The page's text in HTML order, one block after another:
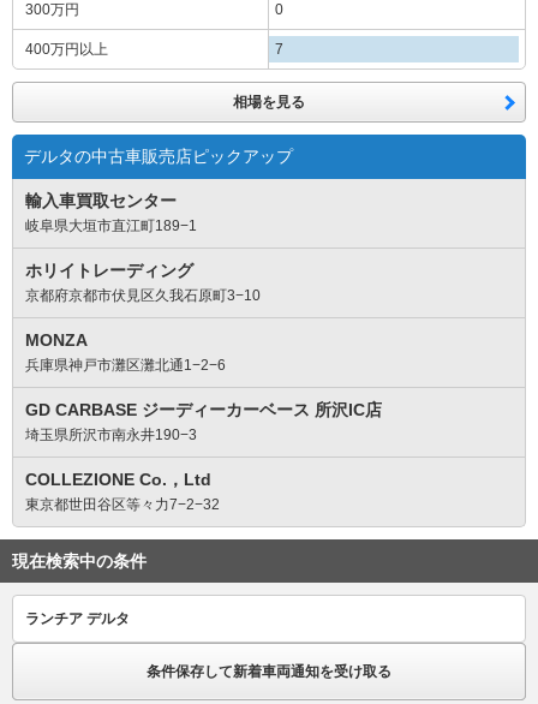
300万円
400万円 以上
0
7
相場を見る
デルタの中古車販売店ピックアップ
輸入車買取センター
岐阜県大垣市直江町189−1
ホリイトレーディング
京都府京都市伏見区久我石原町3−10
MONZA
兵庫県神戸市灘区灘北通1−2−6
GD CARBASE ジーディーカーベース 所沢IC店
埼玉県所沢市南永井190−3
COLLEZIONE Co.，Ltd
東京都世田谷区等々力7−2−32
現在検索中の条件
ランチア デルタ
条件保存して新着車両通知を受け取る